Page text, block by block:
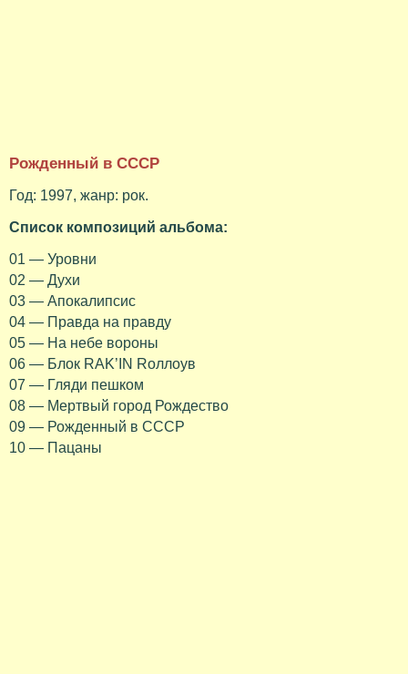
Рожденный в СССР
Год: 1997, жанр: рок.
Список композиций альбома:
01 — Уровни
02 — Духи
03 — Апокалипсис
04 — Правда на правду
05 — На небе вороны
06 — Блок RAK’IN Rоллоув
07 — Гляди пешком
08 — Мертвый город Рождество
09 — Рожденный в СССР
10 — Пацаны